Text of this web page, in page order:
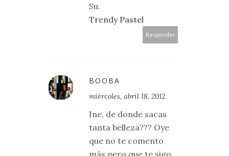
Su.
Trendy Pastel
Responder
BOOBA
miércoles, abril 18, 2012
Ine, de donde sacas
tanta belleza??? Oye
que no te comento
más pero que te sigo